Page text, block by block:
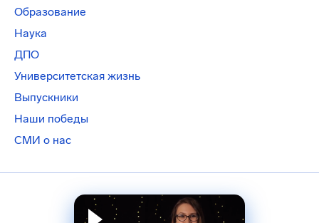
Образование
Наука
ДПО
Университетская жизнь
Выпускники
Наши победы
СМИ о нас